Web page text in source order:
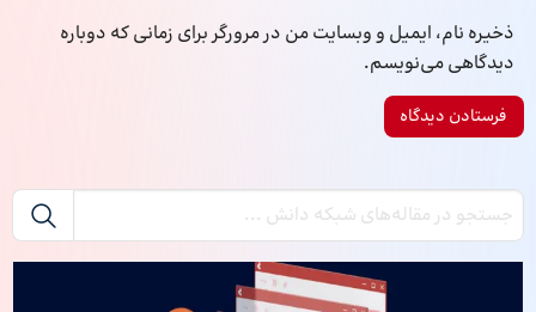
ذخیره نام، ایمیل و وبسایت من در مرورگر برای زمانی که دوباره
دیدگاهی می‌نویسم.